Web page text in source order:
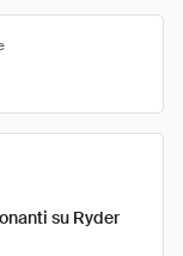
su Ryder